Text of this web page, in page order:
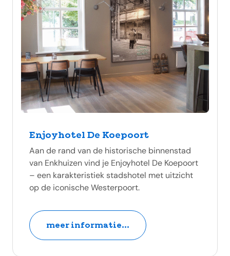
Enjoyhotel De Koepoort
Aan de rand van de historische binnenstad
van Enkhuizen vind je Enjoyhotel De Koepoort
– een karakteristiek stadshotel met uitzicht
op de iconische Westerpoort.
meer informatie...